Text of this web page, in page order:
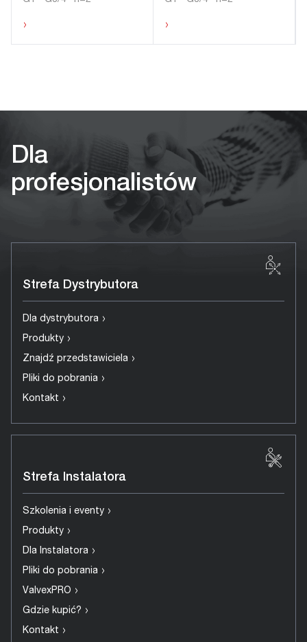
› ›
Dla
profesjonalistów
Strefa Dystrybutora
Dla dystrybutora ›
Produkty ›
Znajdź przedstawiciela ›
Pliki do pobrania ›
Kontakt ›
Strefa Instalatora
Szkolenia i eventy ›
Produkty ›
Dla Instalatora ›
Pliki do pobrania ›
ValvexPRO ›
Gdzie kupić? ›
Kontakt ›